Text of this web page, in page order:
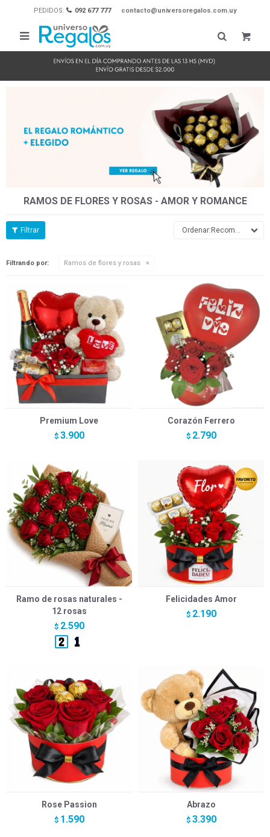
PEDIDOS: 092 677 777 contacto@universoregalos.com.uy

RAMOS DE FLORES Y ROSAS - AMOR Y ROMANCE
Recomendados
Filtrando por: Ramos de flores y rosas
Premium Love
$ 3.900
Corazón Ferrero
$ 2.790
Ramo de rosas naturales -
12 rosas
$ 2.590
Felicidades Amor
$ 2.190
Rose Passion
$ 1.590
Abrazo
$ 3.390